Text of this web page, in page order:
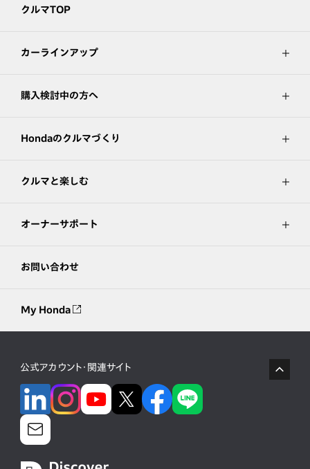
クルマTOP
カーラインアップ
購入検討中の方へ
Hondaのクルマづくり
クルマと楽しむ
オーナーサポート
お問い合わせ
My Honda
公式アカウント・関連サイト